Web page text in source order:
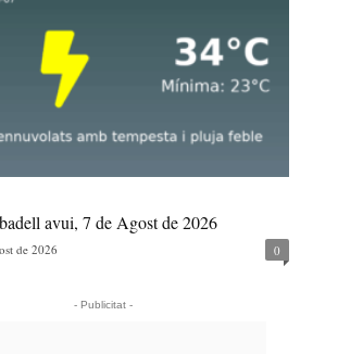
avui, 7 de Agost de 2026
de 2026 0
- Publicitat -